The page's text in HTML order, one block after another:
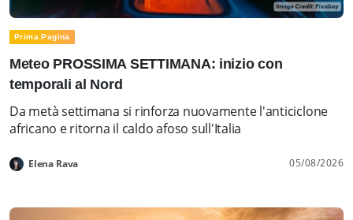
Prima Pagina
Meteo PROSSIMA SETTIMANA: inizio con
temporali al Nord
Da metà settimana si rinforza nuovamente l'anticiclone
africano e ritorna il caldo afoso sull'Italia
Elena Rava 05/08/2026